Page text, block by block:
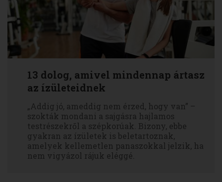
13 dolog, amivel mindennap ártasz
az ízületeidnek
„Addig jó, ameddig nem érzed, hogy van” –
szokták mondani a sajgásra hajlamos
testrészekről a szépkorúak. Bizony, ebbe
gyakran az ízületek is beletartoznak,
amelyek kellemetlen panaszokkal jelzik, ha
nem vigyázol rájuk eléggé.